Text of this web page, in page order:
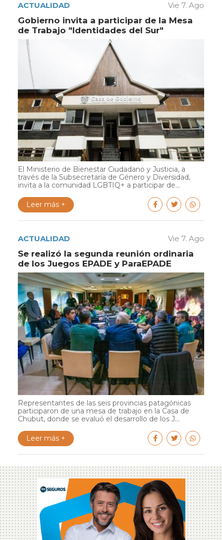
ACTUALIDAD Vie 7. Ago
Gobierno invita a participar de la Mesa
de Trabajo "Identidades del Sur"
El Ministerio de Bienestar Ciudadano y Justicia, a
través de la Subsecretaría de Género y Diversidad,
invita a la comunidad LGBTIQ+ a participar de...
Leer más +
ACTUALIDAD Vie 7. Ago
Se realizó la segunda reunión ordinaria
de los Juegos EPADE y ParaEPADE
Representantes de las seis provincias patagónicas
participaron de una mesa de trabajo en la Casa de
Chubut, donde se evaluó el desarrollo de los J...
Leer más +